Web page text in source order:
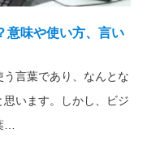
意味や使い方、言い
う言葉であり、なんとな
います。しかし、ビジ
…